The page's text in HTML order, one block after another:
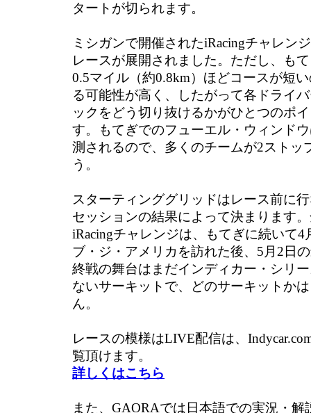
タートが切られます。
ミシガンで開催されたiRacingチャレン
レースが展開されました。ただし、も
0.5マイル（約0.8km）ほどコースが短
る可能性が高く、したがって各ドライ
ックをどう切り抜けるかがひとつのポ
す。もてぎでのフューエル・ウィンド
測されるので、多くのチームが2ストッ
う。
スターティンググリッドはレース前に
セッションの結果によって決まります
iRacingチャレンジは、もてぎに続いて
ブ・ジ・アメリカを訪れた後、5月2日
終戦の舞台はまだインディカー・シリ
ないサーキットで、どのサーキットか
ん。
レースの模様はLIVE配信は、
覧頂けます。
詳しくはこちら
また、GAORAでは日本語での実況・解